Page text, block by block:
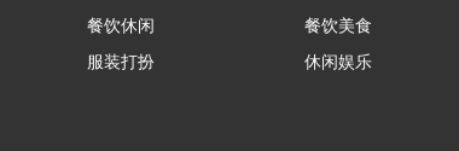
餐饮休闲
服装打扮
餐饮美食
休闲娱乐